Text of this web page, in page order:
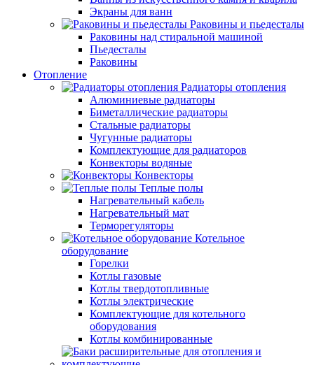
Экраны для ванн
Раковины и пьедесталы
Раковины над стиральной машиной
Пьедесталы
Раковины
Отопление
Радиаторы отопления
Алюминиевые радиаторы
Биметаллические радиаторы
Стальные радиаторы
Чугунные радиаторы
Комплектующие для радиаторов
Конвекторы водяные
Конвекторы
Теплые полы
Нагревательный кабель
Нагревательный мат
Терморегуляторы
Котельное
оборудование
Горелки
Котлы газовые
Котлы твердотопливные
Котлы электрические
Комплектующие для котельного
оборудования
Котлы комбинированные